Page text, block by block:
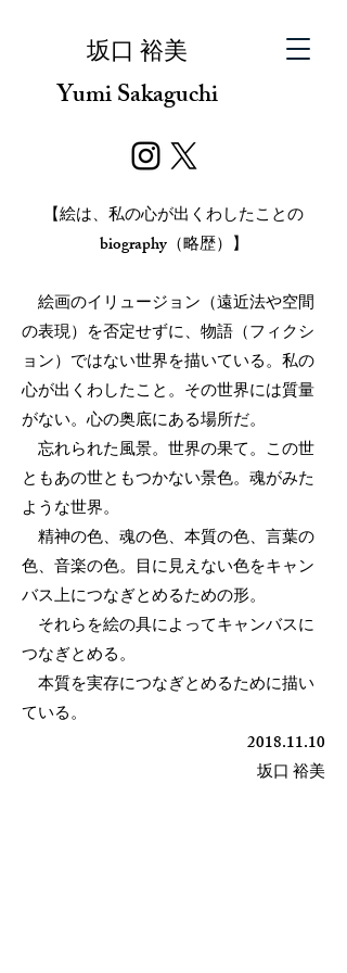
​坂口 裕美
Yumi Sakaguchi
【絵は、私の心が出くわしたことの
biography（略歴）】
絵画のイリュージョン（遠近法や空間
の表現）を否定せずに、物語（フィクシ
ョン）ではない世界を描いている。私の
心が出くわしたこと。その世界には質量
がない。心の奥底にある場所だ。
忘れられた風景。世界の果て。この世
ともあの世ともつかない景色。魂がみた
ような世界。
精神の色、魂の色、本質の色、言葉の
色、音楽の色。目に見えない色をキャン
バス上につなぎとめるための形。
それらを絵の具によってキャンバスに
つなぎとめる。
本質を実存につなぎとめるために描い
ている。
2018.11.10
​坂口 裕美